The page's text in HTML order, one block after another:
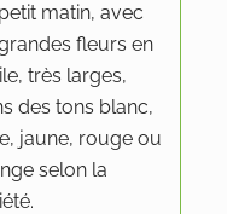
matin, avec
fleurs en
très larges,
des tons blanc,
jaune, rouge ou
selon la